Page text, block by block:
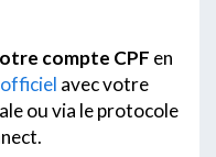
compte CPF en
avec votre
ou via le protocole